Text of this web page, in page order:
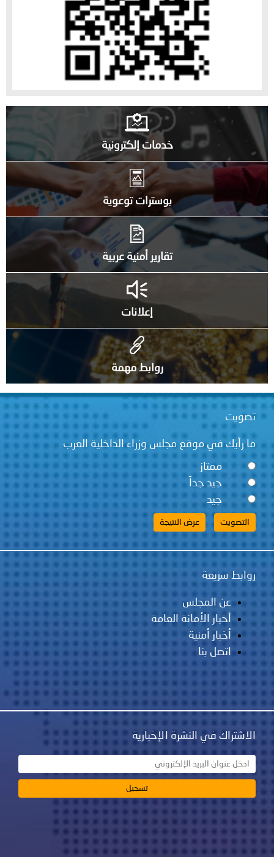
خدمات إلكترونية
بوسترات توعوية
تقارير أمنية عربية
إعلانات
روابط مهمة
تصويت
ما رأيك في موقع مجلس وزراء الداخلية العرب
ممتاز
جيد جداً
جيد
روابط سريعة
عن المجلس
أخبار الأمانة العامة
أخبار أمنية
اتصل بنا
الاشتراك في النشرة الإخبارية